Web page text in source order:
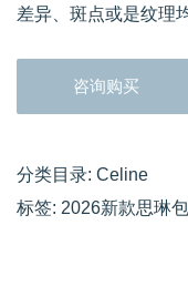
差异、斑点或是纹理
咨询购买
分类目录: Celine
标签: 2026新款思琳